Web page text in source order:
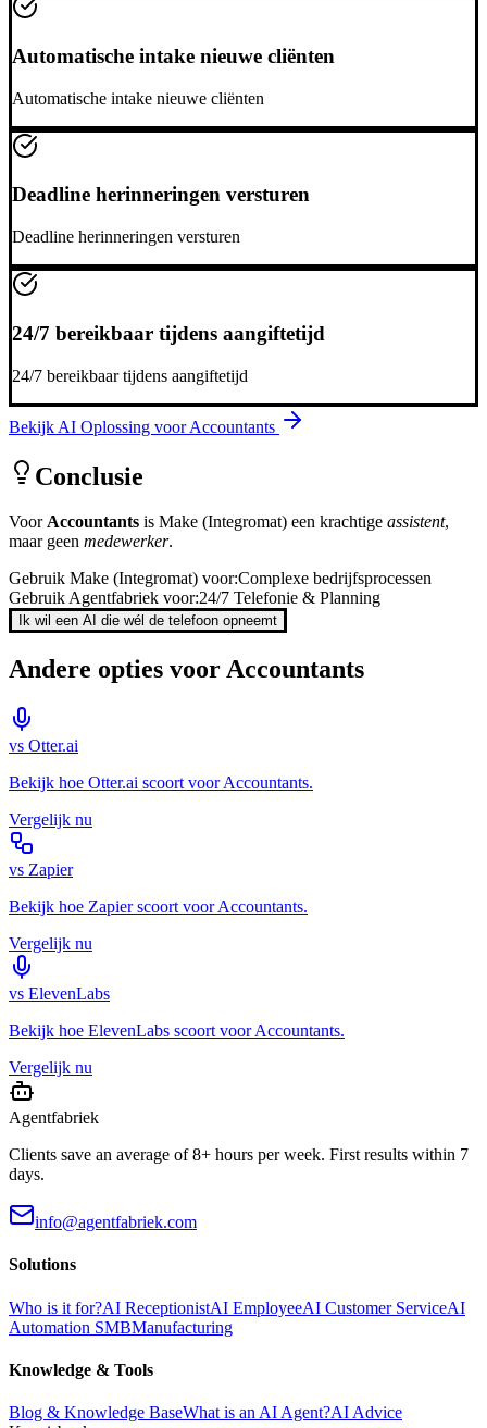
Automatische intake nieuwe cliënten
Automatische intake nieuwe cliënten
Deadline herinneringen versturen
Deadline herinneringen versturen
24/7 bereikbaar tijdens aangiftetijd
24/7 bereikbaar tijdens aangiftetijd
Bekijk AI Oplossing voorAccountants
Conclusie
VoorAccountants is Make (Integromat) een krachtige assistent,
maar geen medewerker.
Gebruik Make (Integromat) voor:Complexe bedrijfsprocessen
Gebruik Agentfabriek voor:24/7 Telefonie & Planning
Ik wil een AI die wél de telefoon opneemt
Andere opties voorAccountants
vs Otter.ai
Bekijk hoe Otter.ai scoort voorAccountants.
Vergelijk nu
vs Zapier
Bekijk hoe Zapierscoort voorAccountants.
Vergelijk nu
vs ElevenLabs
Bekijk hoe ElevenLabs scoort voorAccountants.
Vergelijk nu
Agentfabriek
Clients save an average of 8+ hours per week. First results within 7
days.
info@agentfabriek.com
Solutions
Who is it for?AI ReceptionistAI EmployeeAI Customer ServiceAI
Automation SMBManufacturing
Knowledge & Tools
Blog & Knowledge BaseWhat is an AI Agent?AI Advice